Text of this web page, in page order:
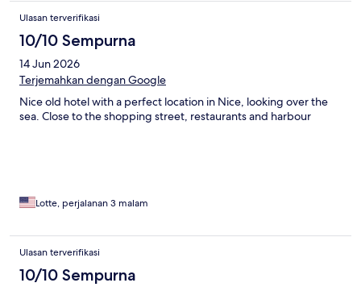
Ulasan terverifikasi
10/10 Sempurna
14 Jun 2026
Terjemahkan dengan Google
Nice old hotel with a perfect location in Nice, looking over the
sea. Close to the shopping street, restaurants and harbour
Lotte, perjalanan 3 malam
Ulasan terverifikasi
10/10 Sempurna